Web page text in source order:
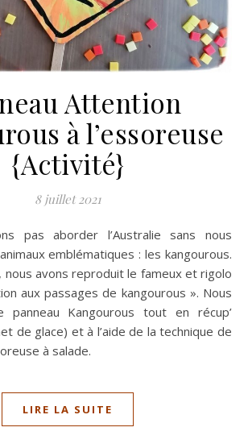
Attention
à l’essoreuse
{Activité}
8 juillet 2021
emblématiques : les kangourous.
nous avons reproduit le fameux et rigolo
aux passages de kangourous ». Nous
panneau Kangourous tout en récup’
de glace) et à l’aide de la technique de
à salade.
LIRE LA SUITE